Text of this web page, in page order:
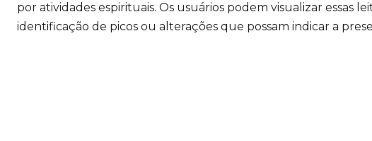
por atividades espirituais. Os usuários podem visualizar essas
identificação de picos ou alterações que possam indicar a